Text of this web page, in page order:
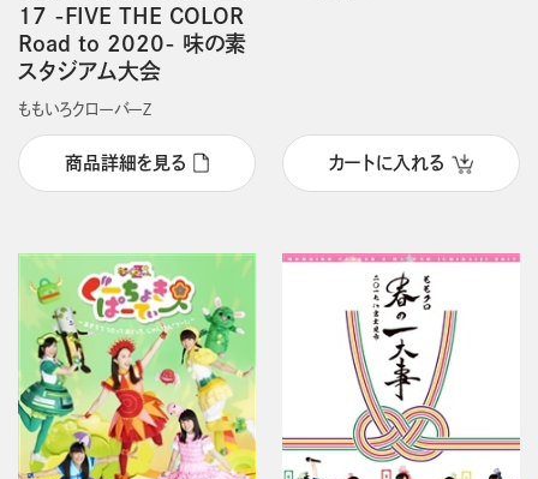
17 -FIVE THE COLOR
Road to 2020- 味の素
スタジアム大会
ももいろクローバーＺ
商品詳細を見る カートに入れる